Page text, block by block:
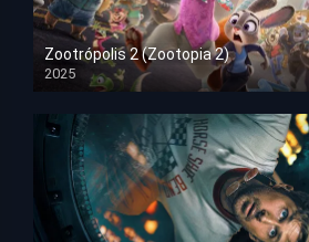
Zootrópolis 2 (Zootopia 2)
2025
HD 1080p